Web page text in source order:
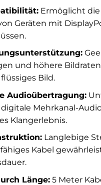
Ermöglicht die
Geräten mit
und höhere
Bild.
Audioübertragung:
Mehrkanal-
Klangerlebnis.
Langlebige
Kabel
Länge:5 Meter